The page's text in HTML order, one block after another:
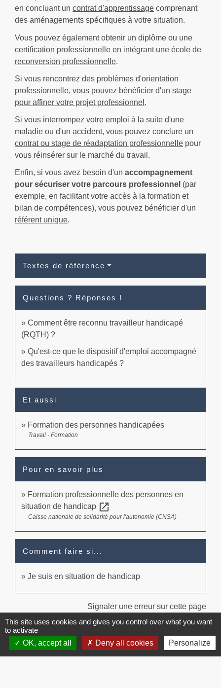
en concluant un contrat d'apprentissage comprenant
des aménagements spécifiques à votre situation.
Vous pouvez également obtenir un diplôme ou une
certification professionnelle en intégrant une école de
reconversion professionnelle.
Si vous rencontrez des problèmes d'orientation
professionnelle, vous pouvez bénéficier d'un stage
pour affiner votre projet professionnel .
Si vous interrompez votre emploi à la suite d'une
maladie ou d'un accident, vous pouvez conclure un
contrat ou stage de réadaptation professionnelle pour
vous réinsérer sur le marché du travail.
Enfin, si vous avez besoin d'un accompagnement
pour sécuriser votre parcours professionnel (par
exemple, en facilitant votre accès à la formation et
bilan de compétences), vous pouvez bénéficier d'un
référent unique.
Textes de référence
Questions ? Réponses !
Comment être reconnu travailleur handicapé
(RQTH) ?
Qu'est-ce que le dispositif d'emploi accompagné
des travailleurs handicapés ?
Et aussi
Formation des personnes handicapées
Travail - Formation
Pour en savoir plus
Formation professionnelle des personnes en
situation de handicap open_in_new
Caisse nationale de solidarité pour l'autonomie (CNSA)
Comment faire si...
Je suis en situation de handicap
Signaler une erreur sur cette page
This site uses cookies and gives you control over what you want
to activate
OK, accept all
Deny all cookies Personalize